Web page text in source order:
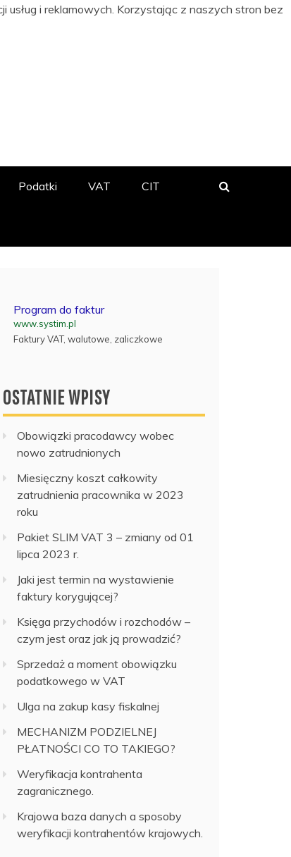
i reklamowych. Korzystając z naszych stron bez
Podatki VAT CIT
Program do faktur
www.systim.pl
Faktury VAT, walutowe, zaliczkowe
OSTATNIE WPISY
Obowiązki pracodawcy wobec
nowo zatrudnionych
Miesięczny koszt całkowity
zatrudnienia pracownika w 2023
roku
Pakiet SLIM VAT 3 – zmiany od 01
lipca 2023 r.
Jaki jest termin na wystawienie
faktury korygującej?
Księga przychodów i rozchodów –
czym jest oraz jak ją prowadzić?
Sprzedaż a moment obowiązku
podatkowego w VAT
Ulga na zakup kasy fiskalnej
MECHANIZM PODZIELNEJ
PŁATNOŚCI CO TO TAKIEGO?
Weryfikacja kontrahenta
zagranicznego.
Krajowa baza danych a sposoby
weryfikacji kontrahentów krajowych.